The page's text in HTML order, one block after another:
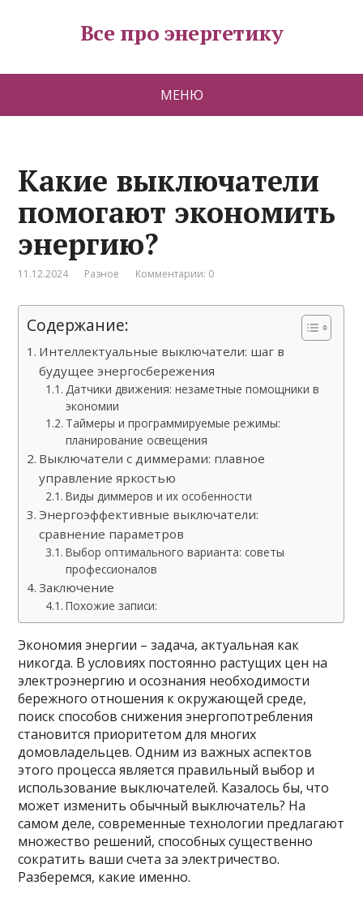
Все про энергетику
МЕНЮ
Какие выключатели
помогают экономить
энергию?
11.12.2024 Разное Комментарии: 0
Содержание:
Интеллектуальные выключатели: шаг в
будущее энергосбережения
Датчики движения: незаметные помощники в
экономии
Таймеры и программируемые режимы:
планирование освещения
Выключатели с диммерами: плавное
управление яркостью
Виды диммеров и их особенности
Энергоэффективные выключатели:
сравнение параметров
Выбор оптимального варианта: советы
профессионалов
Заключение
Похожие записи:
Экономия энергии – задача, актуальная как
никогда. В условиях постоянно растущих цен на
электроэнергию и осознания необходимости
бережного отношения к окружающей среде,
поиск способов снижения энергопотребления
становится приоритетом для многих
домовладельцев. Одним из важных аспектов
этого процесса является правильный выбор и
использование выключателей. Казалось бы, что
может изменить обычный выключатель? На
самом деле, современные технологии предлагают
множество решений, способных существенно
сократить ваши счета за электричество.
Разберемся, какие именно.